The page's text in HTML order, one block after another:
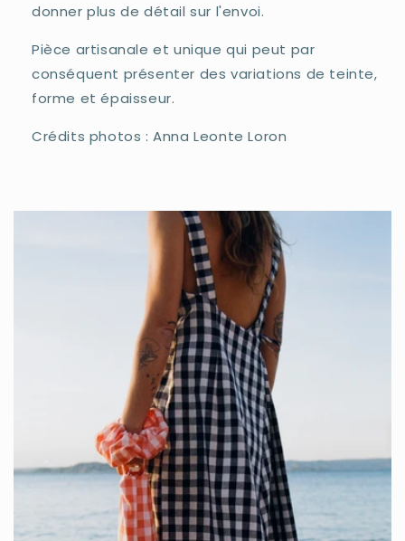
donner plus de détail sur l'envoi.
Pièce artisanale et unique qui peut par
conséquent présenter des variations de teinte,
forme et épaisseur.
Crédits photos : Anna Leonte Loron